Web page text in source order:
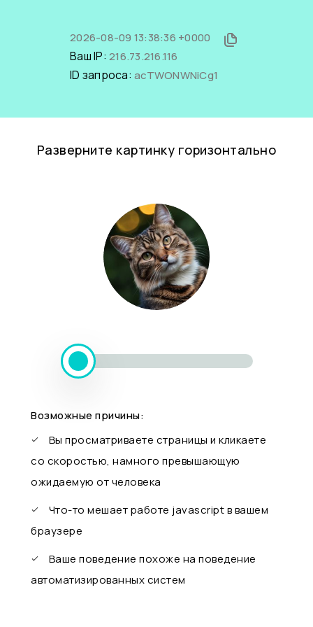
2026-08-09 13:38:36 +0000
Ваш IP: 216.73.216.116
ID запроса: acTWONWNiCg1
Разверните картинку горизонтально
Возможные причины:
Вы просматриваете страницы и кликаете
со скоростью, намного превышающую
ожидаемую от человека
Что-то мешает работе javascript в вашем
браузере
Ваше поведение похоже на поведение
автоматизированных систем